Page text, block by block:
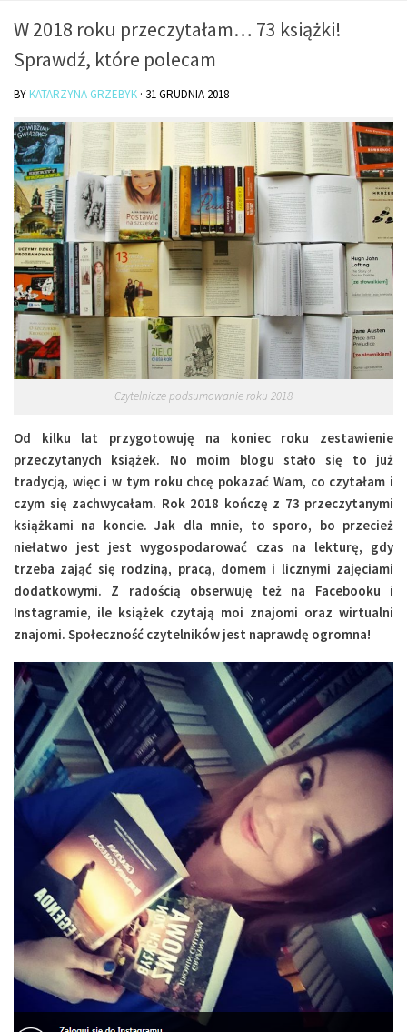
Czytam
Piszę
Jestem
Jestem kobietą
Jestem dziennikarką
Jestem blogerką
Jestem panią domu
Książki dla dzieci
Poza tym
Lifestyle
Podróże
W 2018 roku przeczytałam… 73 książki!
Sprawdź, które polecam
BY KATARZYNA GRZEBYK · 31 GRUDNIA 2018
Czytelnicze podsumowanie roku 2018
Od kilku lat przygotowuję na koniec roku zestawienie
przeczytanych książek. No moim blogu stało się to już
tradycją, więc i w tym roku chcę pokazać Wam, co czytałam i
czym się zachwycałam. Rok 2018 kończę z 73 przeczytanymi
książkami na koncie. Jak dla mnie, to sporo, bo przecież
niełatwo jest jest wygospodarować czas na lekturę, gdy
trzeba zająć się rodziną, pracą, domem i licznymi zajęciami
dodatkowymi. Z radością obserwuję też na Facebooku i
Instagramie, ile książek czytają moi znajomi oraz wirtualni
znajomi. Społeczność czytelników jest naprawdę ogromna!